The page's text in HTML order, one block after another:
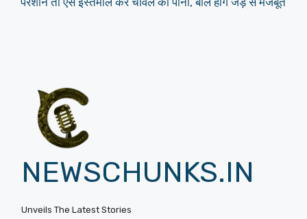
NEWSCHUNKS.IN
Unveils The Latest Stories